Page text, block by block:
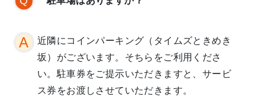
近隣にコインパーキング（タイムズときめき
坂）がございます。そちらをご利用くださ
い。駐車券をご提示いただきますと、サービ
ス券をお渡しさせていただきます。